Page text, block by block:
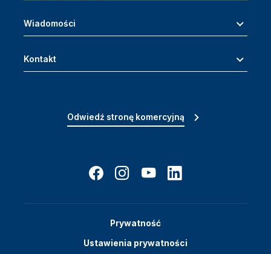
Wiadomości
Kontakt
Odwiedź stronę komercyjną
Prywatność
Ustawienia prywatności